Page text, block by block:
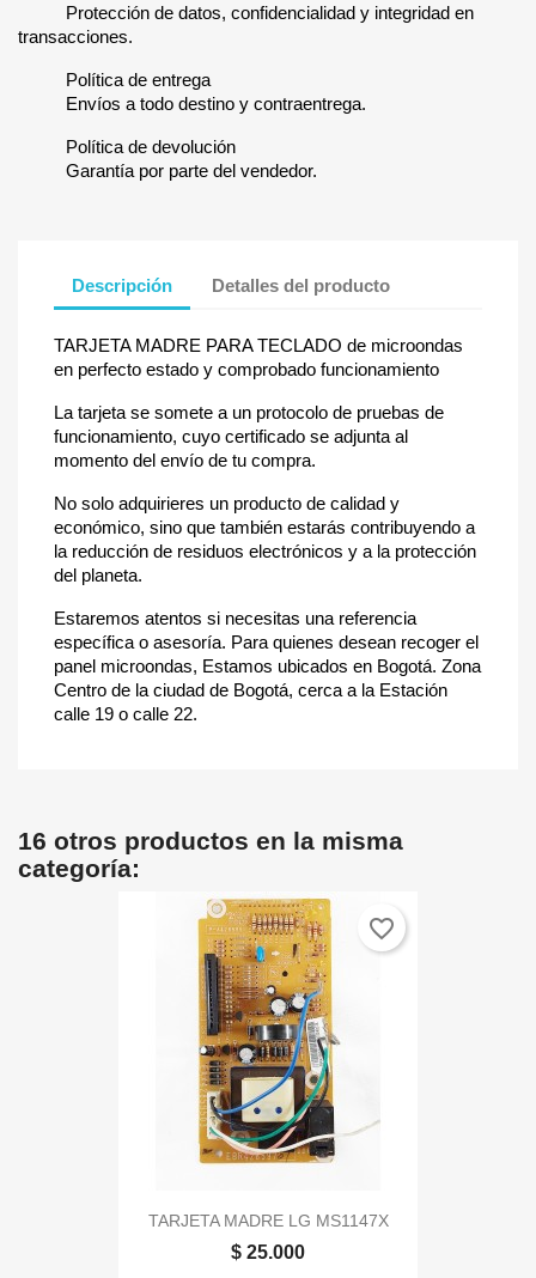
Protección de datos, confidencialidad y integridad en
transacciones.
Política de entrega
Envíos a todo destino y contraentrega.
Política de devolución
Garantía por parte del vendedor.
Descripción Detalles del producto
TARJETA MADRE PARA TECLADO de microondas
en perfecto estado y comprobado funcionamiento
La tarjeta se somete a un protocolo de pruebas de
funcionamiento, cuyo certificado se adjunta al
momento del envío de tu compra.
No solo adquirieres un producto de calidad y
económico, sino que también estarás contribuyendo a
la reducción de residuos electrónicos y a la protección
del planeta.
Estaremos atentos si necesitas una referencia
específica o asesoría. Para quienes desean recoger el
panel microondas, Estamos ubicados en Bogotá. Zona
Centro de la ciudad de Bogotá, cerca a la Estación
calle 19 o calle 22.
16 otros productos en la misma
categoría:
TARJETA MADRE LG MS1147X
$ 25.000
favorite_border